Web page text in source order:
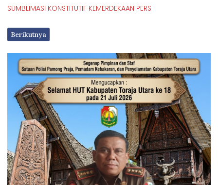
SUMBLIMASI KONSTITUTIF KEMERDEKAAN PERS
Berikutnya